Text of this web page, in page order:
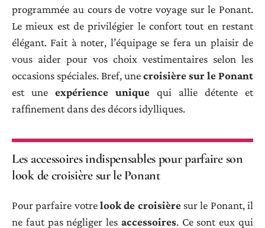
programmée au cours de votre voyage sur le Ponant.
Le mieux est de privilégier le confort tout en restant
élégant. Fait à noter, l’équipage se fera un plaisir de
vous aider pour vos choix vestimentaires selon les
occasions spéciales. Bref, unecroisière sur le Ponant
est une expérience unique qui allie détente et
raffinement dans des décors idylliques.
Les accessoires indispensables pour parfaire son
look de croisière sur le Ponant
Pour parfaire votrelook de croisièresur le Ponant, il
ne faut pas négliger les accessoires. Ce sont eux qui